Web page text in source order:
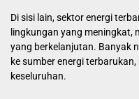
Di sisi lain, sektor energi
lingkungan yang meningkat,
yang berkelanjutan. Banyak
ke sumber energi
keseluruhan.